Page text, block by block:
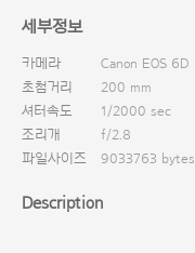
세부정보
카메라
Canon EOS 6D
초첨거리
200 mm
셔터속도
1/2000 sec
조리개
f/2.8
파일사이즈
9033763 bytes
Description